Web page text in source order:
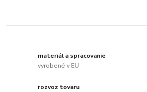
materiál a spracovanie
vyrobené v EU
rozvoz tovaru